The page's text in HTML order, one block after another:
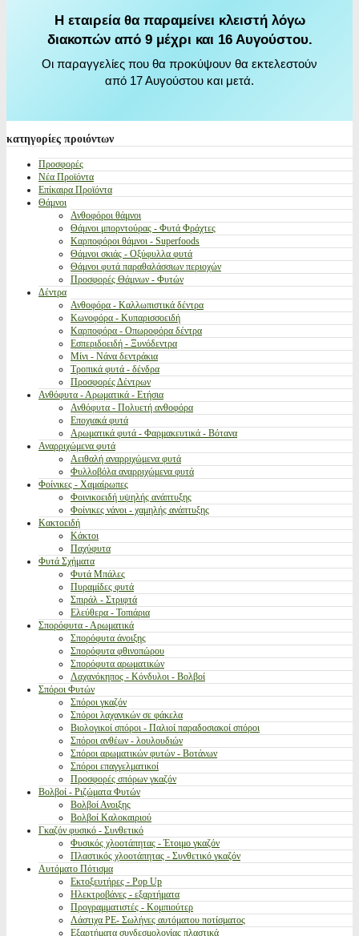
Η εταιρεία θα παραμείνει κλειστή λόγω
διακοπών από 9 μέχρι και 16 Αυγούστου.
Οι παραγγελίες που θα προκύψουν θα εκτελεστούν
από 17 Αυγούστου και μετά.
κατηγορίες προιόντων
Προσφορές
Νέα Προϊόντα
Επίκαιρα Προϊόντα
Θάμνοι
Ανθοφόροι θάμνοι
Θάμνοι μπορντούρας - Φυτά Φράχτες
Καρποφόροι θάμνοι - Superfoods
Θάμνοι σκιάς - Οξύφυλλα φυτά
Θάμνοι φυτά παραθαλάσσιων περιοχών
Προσφορές Θάμνων - Φυτών
Δέντρα
Ανθοφόρα - Καλλωπιστικά δέντρα
Κωνοφόρα - Κυπαρισσοειδή
Καρποφόρα - Οπωροφόρα δέντρα
Εσπεριδοειδή - Ξυνόδεντρα
Μίνι - Νάνα δεντράκια
Τροπικά φυτά - δένδρα
Προσφορές Δέντρων
Ανθόφυτα - Αρωματικά - Ετήσια
Ανθόφυτα - Πολυετή ανθοφόρα
Εποχιακά φυτά
Αρωματικά φυτά - Φαρμακευτικά - Βότανα
Αναρριχώμενα φυτά
Αειθαλή αναρριχώμενα φυτά
Φυλλοβόλα αναρριχώμενα φυτά
Φοίνικες - Χαμαίρωπες
Φοινικοειδή υψηλής ανάπτυξης
Φοίνικες νάνοι - χαμηλής ανάπτυξης
Κακτοειδή
Κάκτοι
Παχύφυτα
Φυτά Σχήματα
Φυτά Μπάλες
Πυραμίδες φυτά
Σπιράλ - Στριφτά
Ελεύθερα - Τοπιάρια
Σπορόφυτα - Αρωματικά
Σπορόφυτα άνοιξης
Σπορόφυτα φθινοπώρου
Σπορόφυτα αρωματικών
Λαχανόκηπος - Κόνδυλοι - Βολβοί
Σπόροι Φυτών
Σπόροι γκαζόν
Σπόροι λαχανικών σε φάκελα
Βιολογικοί σπόροι - Παλιοί παραδοσιακοί σπόροι
Σπόροι ανθέων - λουλουδιών
Σπόροι αρωματικών φυτών - Βοτάνων
Σπόροι επαγγελματικοί
Προσφορές σπόρων γκαζόν
Βολβοί - Ριζώματα Φυτών
Βολβοί Ανοιξης
Βολβοί Καλοκαιριού
Γκαζόν φυσικό - Συνθετικό
Φυσικός χλοοτάπητας - Έτοιμο γκαζόν
Πλαστικός χλοοτάπητας - Συνθετικό γκαζόν
Αυτόματο Πότισμα
Εκτοξευτήρες - Pop Up
Ηλεκτροβάνες - εξαρτήματα
Προγραμματιστές - Κομπιούτερ
Λάστιχα PE- Σωλήνες αυτόματου ποτίσματος
Εξαρτήματα συνδεσμολογίας πλαστικά